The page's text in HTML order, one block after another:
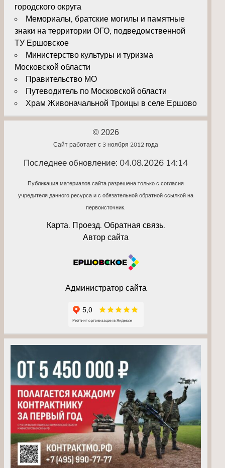
городского округа
Мемориалы, братские могилы и памятные
знаки на территории ОГО, подведомственной
ТУ Ершовское
Министерство культуры и туризма
Московской области
Правительство МО
Путеводитель по Московской области
Храм Живоначальной Троицы в селе Ершово
© 2026
Сайт работает с 3 ноября 2012 года
Последнее обновление: 04.08.2026 14:14
Публикация материалов сайта разрешена только с согласия
учредителя данного ресурса и с обязательной обратной ссылкой на
первоисточник.
Карта. Проезд. Обратная связь.
Автор сайта
Администратор сайта